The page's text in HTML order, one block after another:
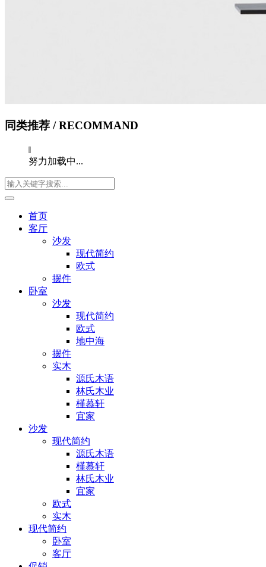
同类推荐 / RECOMMAND
努力加载中...
首页
客厅
沙发
现代简约
欧式
摆件
卧室
沙发
现代简约
欧式
地中海
摆件
实木
源氏木语
林氏木业
槿慕轩
宜家
沙发
现代简约
源氏木语
槿慕轩
林氏木业
宜家
欧式
实木
现代简约
卧室
客厅